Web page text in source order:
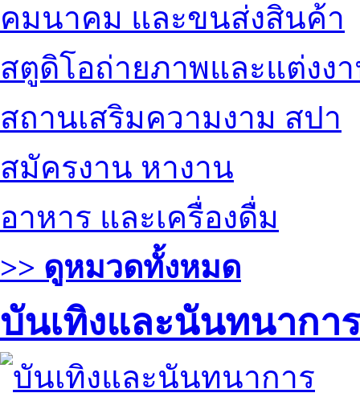
คมนาคม และขนส่งสินค้า
สตูดิโอถ่ายภาพและแต่งง
สถานเสริมความงาม สปา
สมัครงาน หางาน
อาหาร และเครื่องดื่ม
>> ดูหมวดทั้งหมด
บันเทิงและนันทนาการ